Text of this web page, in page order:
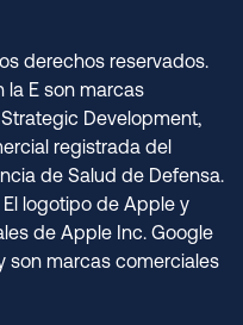
derechos reservados.
la E son marcas
Development,
registrada del
de Salud de Defensa.
El logotipo de Apple y
de Apple Inc. Google
son marcas comerciales